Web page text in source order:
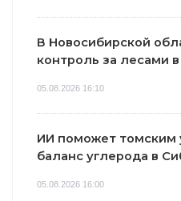
В Новосибирской
контроль за лесами
05.08.2026 16:10
ИИ поможет томским
баланс углерода в
05.08.2026 16:00